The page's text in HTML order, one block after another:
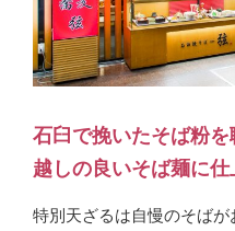
石臼で挽いたそば粉
越しの良いそば麺に
特別天ざるは自慢のそば